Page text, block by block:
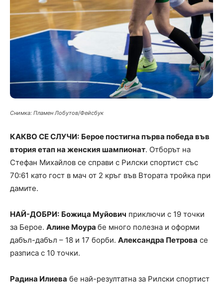
Снимка: Пламен Лобутов/Фейсбук
КАКВО СЕ СЛУЧИ: Берое постигна първа победа във
втория етап на женския шампионат. Отборът на
Стефан Михайлов се справи с Рилски спортист със
70:61 като гост в мач от 2 кръг във Втората тройка при
дамите.
НАЙ-ДОБРИ: Божица Муйович приключи с 19 точки
за Берое. Алине Моура бе много полезна и оформи
дабъл-дабъл – 18 и 17 борби. Александра Петрова се
разписа с 10 точки.
Радина Илиева бе най-резултатна за Рилски спортист